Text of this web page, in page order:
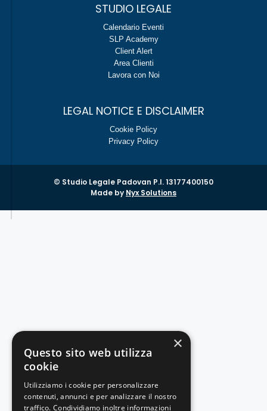
STUDIO LEGALE
Calendario Eventi
SLP Academy
Client Alert
Area Clienti
Lavora con Noi
LEGAL NOTICE E DISCLAIMER
Cookie Policy
Privacy Policy
© Studio Legale Padovan P.I. 13177400150
Made by Nyx Solutions
×
Questo sito web utilizza
cookie
Utilizziamo i cookie per personalizzare
contenuti, annunci e per analizzare il nostro
traffico. Condividiamo inoltre informazioni